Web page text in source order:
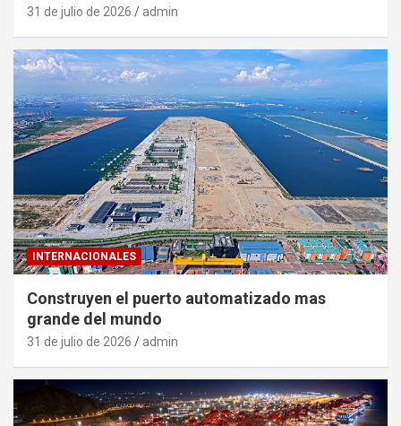
31 de julio de 2026 admin
INTERNACIONALES
Construyen el puerto automatizado mas
grande del mundo
31 de julio de 2026 admin